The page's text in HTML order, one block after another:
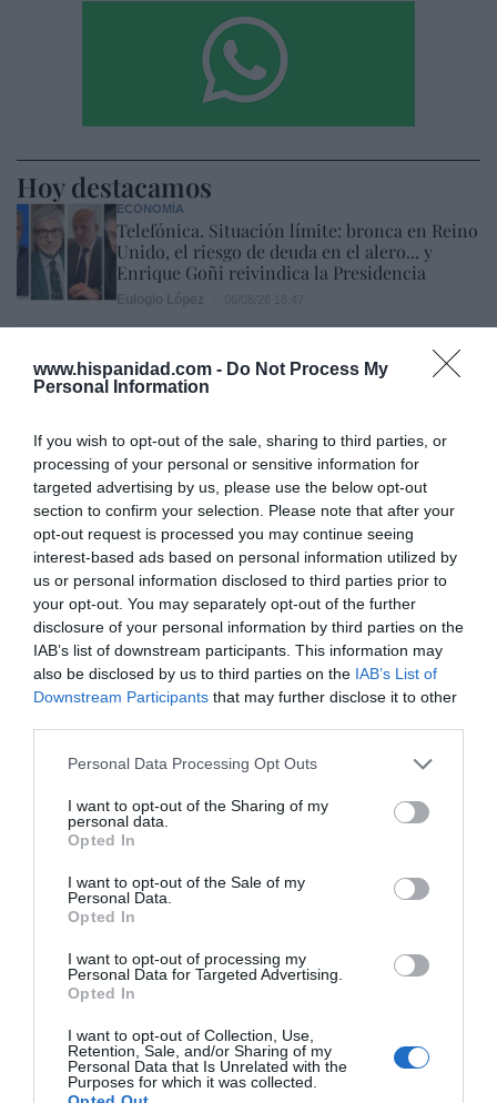
www.hispanidad.com - Do Not Process My
Personal Information
If you wish to opt-out of the sale, sharing to third parties, or
processing of your personal or sensitive information for
targeted advertising by us, please use the below opt-out
section to confirm your selection. Please note that after your
opt-out request is processed you may continue seeing
interest-based ads based on personal information utilized by
us or personal information disclosed to third parties prior to
your opt-out. You may separately opt-out of the further
disclosure of your personal information by third parties on the
IAB’s list of downstream participants. This information may
also be disclosed by us to third parties on the IAB’s List of
Downstream Participants that may further disclose it to other
Personal Data Processing Opt Outs
I want to opt-out of the Sharing of my
personal data.
Opted In
I want to opt-out of the Sale of my
Personal Data.
Opted In
I want to opt-out of processing my
Personal Data for Targeted Advertising.
Opted In
I want to opt-out of Collection, Use,
Retention, Sale, and/or Sharing of my
Personal Data that Is Unrelated with the
Purposes for which it was collected.
Hoy destacamos
ECONOMÍA
Telefónica. Situación límite: bronca en Reino
Unido, el riesgo de deuda en el alero... y
Enrique Goñi reivindica la Presidencia
Disney cree que sus acciones están
infravaloradas y hará más recompras
ESPAÑA
Yolanda Díaz, el penúltimo fiasco del
Gobierno Sánchez, escaso en reputación e
influencia internacional: se conforma con
ser la número dos de la OIT
Cristina Martín 06/08/26 12:41
INTERNACIONAL
Colombia. De la Espriella toma posesión
como presidente, entre amenazas terroristas
del ELN y el sabotaje de la Izquierda
Vox pide devolver a los hijos con sus padres...
y es fascista...el PNV opina lo mismo... y es
progresista
Redacción
ECONOMÍA
Siemens baja en bolsa, pese a que vuelve a
Cristina Martín 06/08/26 15:12
“Sánchez es un sinvergüenza que ha
abandonado a su país, porque Ceuta es
España. Tenemos un Gobierno en
connivencia con Marruecos”: acusa una ceutí